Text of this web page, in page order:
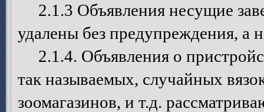
2.1.3 Объявления несущие
удалены без предупреждения, а
2.1.4. Объявления о
так называемых, случайных
зоомагазинов, и т.д.